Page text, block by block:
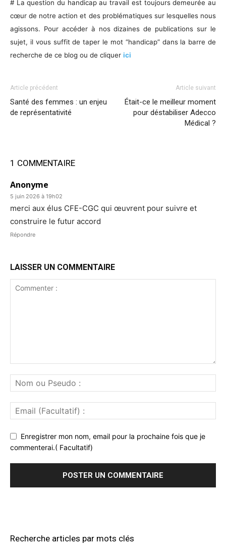
# La question du handicap au travail est toujours demeurée au
cœur de notre action et des problématiques sur lesquelles nous
agissons. Pour accéder à nos dizaines de publications sur le
sujet, il vous suffit de taper le mot “handicap” dans la barre de
recherche de ce blog ou de cliquer ici
Article précédent
Santé des femmes : un enjeu
de représentativité
Article suivant
Était-ce le meilleur moment
pour déstabiliser Adecco
Médical ?
1 COMMENTAIRE
Anonyme
5 juin 2026 à 19h02
merci aux élus CFE-CGC qui œuvrent pour suivre et
construire le futur accord
Répondre
LAISSER UN COMMENTAIRE
Enregistrer mon nom, email pour la prochaine fois que je
commenterai.( Facultatif)
Recherche articles par mots clés